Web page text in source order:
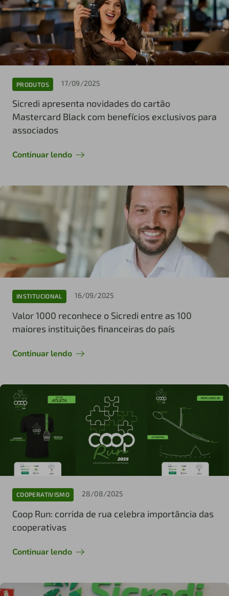
PRODUTOS 17/09/2025
Sicredi apresenta novidades do cartão
Mastercard Black com benefícios exclusivos para
associados
Continuar lendo
INSTITUCIONAL 16/09/2025
Valor 1000 reconhece o Sicredi entre as 100
maiores instituições financeiras do país
Continuar lendo
COOPERATIVISMO 28/08/2025
Coop Run: corrida de rua celebra importância das
cooperativas
Continuar lendo